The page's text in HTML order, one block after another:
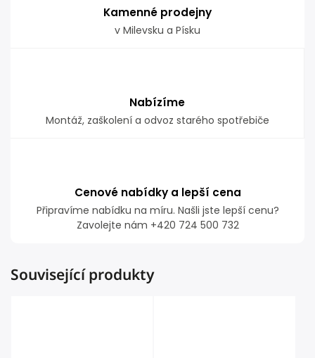
Kamenné prodejny
v Milevsku a Písku
Nabízíme
Montáž, zaškolení a odvoz starého spotřebiče
Cenové nabídky a lepší cena
Připravíme nabídku na míru. Našli jste lepší cenu?
Zavolejte nám +420 724 500 732
Související produkty